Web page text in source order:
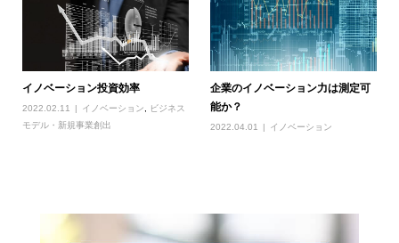
イノベーション投資効率
2022.02.11 イノベーション
ビジネス
モデル・新規事業創出
企業のイノベーション力は測定可
能か？
2022.04.01 イノベーション